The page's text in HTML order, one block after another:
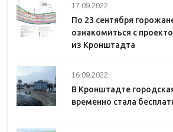
17.09.2022.
По 23 сентября
ознакомиться с
из Кронштадта
16.09.2022.
В Кронштадте
временно стала